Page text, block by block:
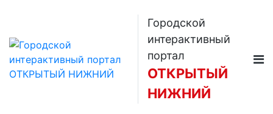
Городской
интерактивный
портал
ОТКРЫТЫЙ
НИЖНИЙ